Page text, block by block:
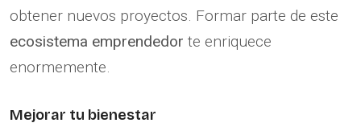
obtener nuevos proyectos. Formar parte de este
ecosistema emprendedor te enriquece
enormemente.
Mejorar tu bienestar